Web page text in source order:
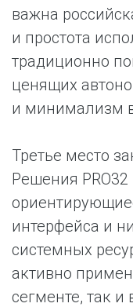
важна
и простота
традиционно
ценящих
и минимализм
Третье место
Решения
интерфейса и
системных
активно
сегменте, так